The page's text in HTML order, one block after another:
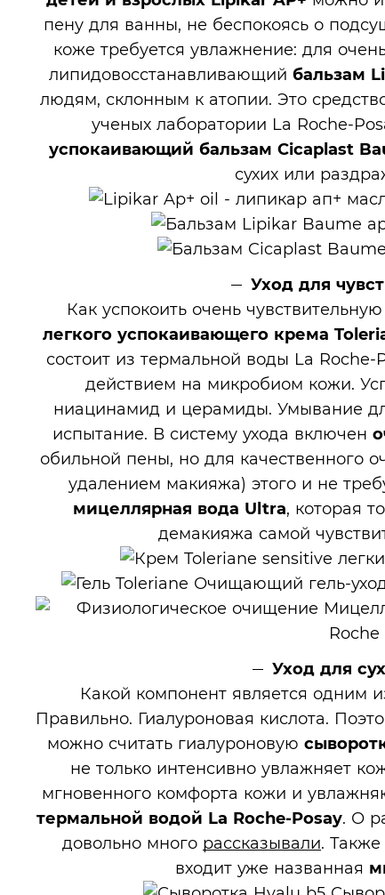
пену для ванны, не беспокоясь о
коже требуется увлажнение: для
липидовосстанавливающий бальзам
людям, склонным к атопии. Это
ученых лаборатории La Roche-
успокаивающий бальзам Cicaplast
сухих или
Уход для
Как успокоить очень
легкого успокаивающего крема
состоит из термальной воды La
действием на микробиом кожи.
ниацинамид и церамиды. Умывание
испытание. В систему ухода включен
обильной пены, но для качественного
удалением макияжа) этого и не
мицеллярная вода Ultra, которая
демакияжа самой
Уход для
Какой компонент является одним
Правильно. Гиалуроновая кислота.
можно считать гиалуроновую
не только интенсивно увлажняет
мгновенного комфорта кожи и
термальной водой La Roche-Posay. О
довольно много рассказывали. Также
входит уже названная